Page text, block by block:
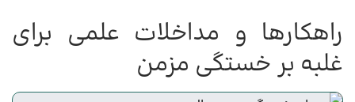
راهکارها و مداخلات علمی برای
غلبه بر خستگی مزمن